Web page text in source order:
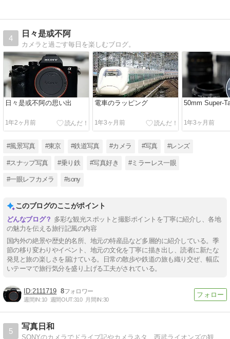
4
日々是或不阿
カメラと過ごす毎日を楽しむブログ。
日々是或不阿の思い出
1年2ヶ月前
電車のラッピング
1年3ヶ月前
50mm Super-
1年3ヶ月前
#風景写真 #東京 #鉄道写真 #カメラ #写真 #レンズ
#スナップ写真 #乗り鉄 #写真好き #ミラーレス一眼
#一眼レフカメラ #sony
このブログのここがポイント
多彩な観光スポットと撮影ポイントを丁寧に紹介し、各地
の魅力を伝える旅行記風の内容
国内外の絶景や歴史的名所、地元の特産品など多層的に紹介している。季
節の移り変わりやイベント、地元の文化を丁寧に描き出し、読者に新たな
発見と旅の楽しさを届けている。日常の散歩や鉄道の旅も織り交ぜ、幅広
いテーマで旅行気分を盛り上げる工夫がされている。
2111719 8
週間IN:10 週間OUT:310 月間IN:30
5
写真日和